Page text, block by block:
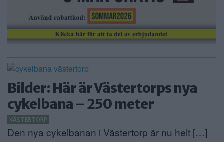
Bilder: Här är Västertorps nya
cykelbana – 250 meter
VÄSTERTORP
Den nya cykelbanan i Västertorp är nu helt […]